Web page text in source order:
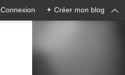
Connexion + Créer mon blog